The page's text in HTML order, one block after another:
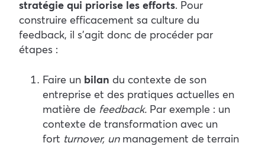
stratégie qui priorise les efforts. Pour
construire efficacement sa culture du
feedback, il s’agit donc de procéder par
étapes :
Faire un bilan du contexte de son
entreprise et des pratiques actuelles en
matière de feedback. Par exemple : un
contexte de transformation avec un
fort turnover, un management de terrain